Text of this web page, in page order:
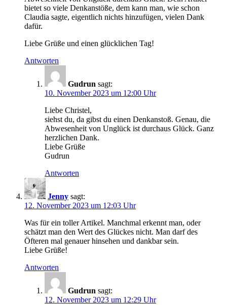
bietet so viele Denkanstöße, dem kann man, wie schon
Claudia sagte, eigentlich nichts hinzufügen, vielen Dank
dafür.
Liebe Grüße und einen glücklichen Tag!
Antworten
Gudrun sagt:
10. November 2023 um 12:00 Uhr
Liebe Christel,
siehst du, da gibst du einen Denkanstoß. Genau, die
Abwesenheit von Unglück ist durchaus Glück. Ganz
herzlichen Dank.
Liebe Grüße
Gudrun
Antworten
Jenny sagt:
12. November 2023 um 12:03 Uhr
Was für ein toller Artikel. Manchmal erkennt man, oder
schätzt man den Wert des Glückes nicht. Man darf des
Öfteren mal genauer hinsehen und dankbar sein.
Liebe Grüße!
Antworten
Gudrun sagt:
12. November 2023 um 12:29 Uhr